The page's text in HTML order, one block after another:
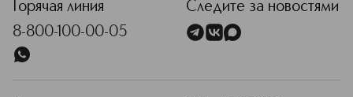
Горячая линия
8-800-100-00-05
Следите за новостями